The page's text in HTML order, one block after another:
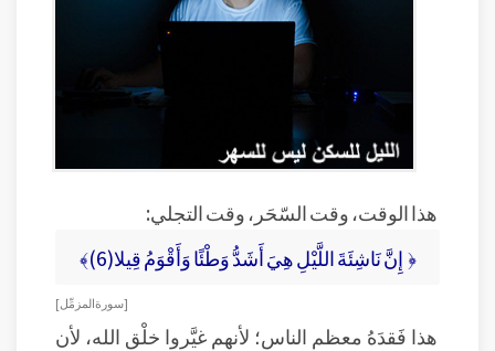
هذا الوقت، وقت السّحَر، وقت التجلي:
﴿ إِنَّ نَاشِئَةَ اللَّيْلِ هِيَ أَشَدُّ وَطْئًا وَأَقْوَمُ قِيلا(6)﴾
[ سورة المزمِّل ]
هذا فَقدَهُ معظم الناس؛ لأنهم غيَّروا خلْق الله، لأن